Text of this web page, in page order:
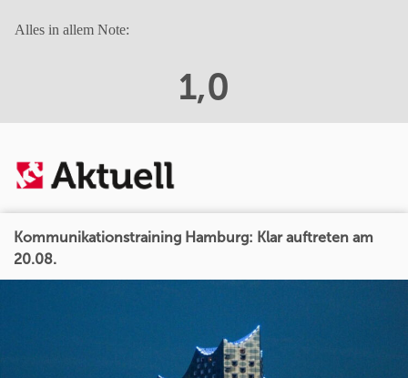
Alles in allem Note:
1,0
Kommunikationstraining Hamburg: Klar auftreten am
20.08.